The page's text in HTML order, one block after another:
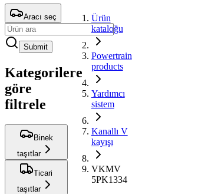
Aracı seç
Submit
Kategorilere
göre
filtrele
Binek
taşıtlar
Ticari
taşıtlar
Ürün
kataloğu
Powertrain
products
Yardımcı
sistem
Kanallı V
kayışı
VKMV
5PK1334